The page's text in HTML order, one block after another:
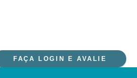
FAÇA LOGIN E AVALIE